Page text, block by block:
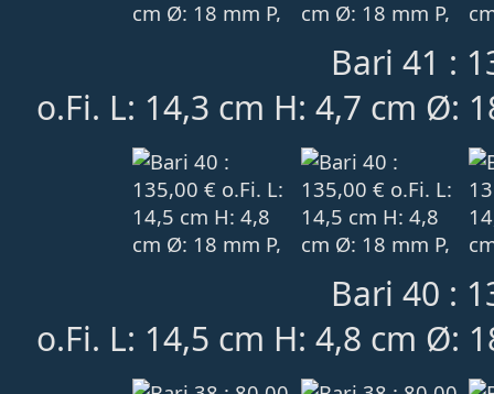
Bari 41 :
o.Fi. L: 14,3 cm H: 4,7 cm Ø:
Bari 40 :
o.Fi. L: 14,5 cm H: 4,8 cm Ø: